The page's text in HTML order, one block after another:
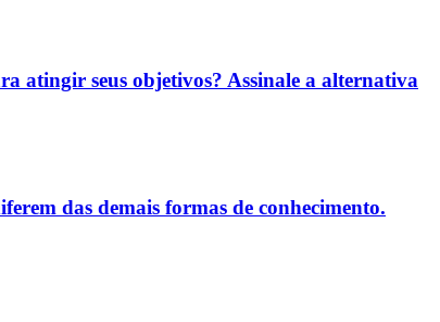
atingir seus objetivos? Assinale a alternativa
das demais formas de conhecimento.